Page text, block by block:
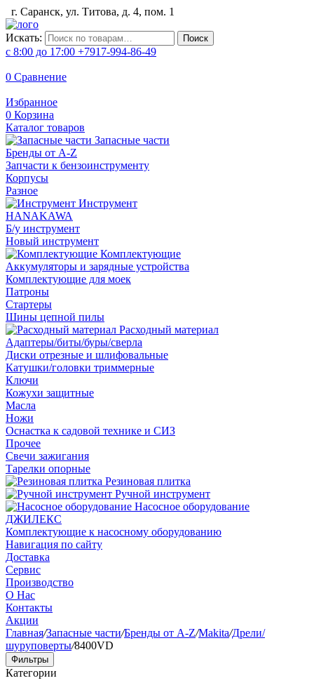
г. Саранск, ул. Титова, д. 4, пом. 1
Искать: Поиск
с 8:00 до 17:00 +7917-994-86-49
0 Сравнение
Избранное
0 Корзина
Каталог товаров
Запасные части
Бренды от A-Z
Запчасти к бензоинструменту
Корпусы
Разное
Инструмент
HANAKAWA
Б/у инструмент
Новый инструмент
Комплектующие
Аккумуляторы и зарядные устройства
Комплектующие для моек
Патроны
Стартеры
Шины цепной пилы
Расходный материал
Адаптеры/биты/буры/сверла
Диски отрезные и шлифовальные
Катушки/головки триммерные
Ключи
Кожухи защитные
Масла
Ножи
Оснастка к садовой технике и СИЗ
Прочее
Свечи зажигания
Тарелки опорные
Резиновая плитка
Ручной инструмент
Насосное оборудование
ДЖИЛЕКС
Комплектующие к насосному оборудованию
Навигация по сайту
Доставка
Сервис
Производство
О Нас
Контакты
Акции
Главная/Запасные части/Бренды от A-Z/Makita/Дрели/
шуруповерты/8400VD
Фильтры
Категории